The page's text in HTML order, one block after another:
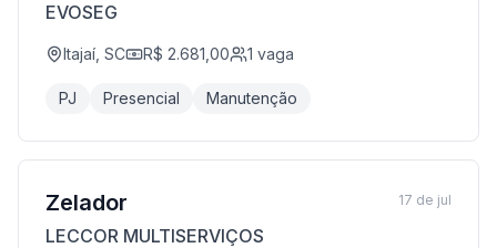
EVOSEG
Itajaí, SC R$ 2.681,00 1 vaga
PJ Presencial Manutenção
Zelador
LECCOR MULTISERVIÇOS
17 de jul